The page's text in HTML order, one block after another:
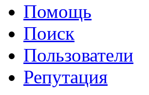
Помощь
Поиск
Пользователи
Репутация